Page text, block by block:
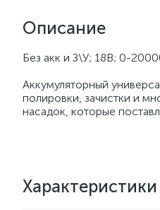
Описание
Без акк и З\У; 18В; 0-
Аккумуляторный
полировки, зачистки и
насадок, которые
Характеристики